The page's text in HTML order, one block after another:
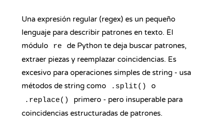
Una expresión regular (regex) es un pequeño
lenguaje para describir patrones en texto. El
módulo
re
de Python te deja buscar patrones,
extraer piezas y reemplazar coincidencias. Es
excesivo para operaciones simples de string - usa
métodos de string como
.split() o
.replace()
primero - pero insuperable para
coincidencias estructuradas de patrones.